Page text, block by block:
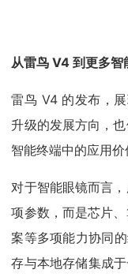
从雷鸟 V4 到更多
雷鸟 V4 的发布，
升级的发展方向，
智能终端中的应用价
对于智能眼镜而言
项参数，而是芯片
案等多项能力协同
存与本地存储集成